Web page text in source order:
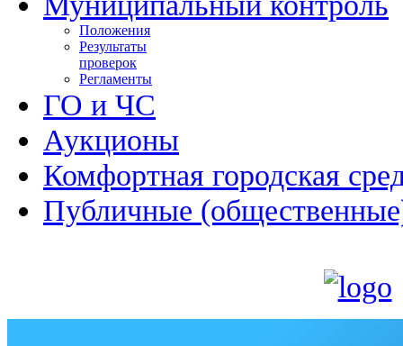
Положения
Результаты
проверок
Регламенты
ГО и ЧС
Аукционы
Комфортная городская
Публичные